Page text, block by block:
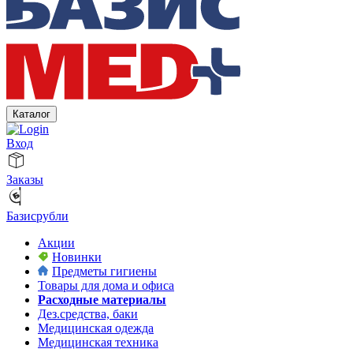
Каталог
Вход
Заказы
Базисрубли
Акции
Новинки
Предметы гигиены
Товары для дома и офиса
Расходные материалы
Дез.средства, баки
Медицинская одежда
Медицинская техника